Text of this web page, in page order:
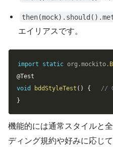
エイリアスです。
import static org .mockito .
@Test
void
bddStyleTest ( ) {
//
}
機能的には通常スタイルと
ディング規約や好みに応じ